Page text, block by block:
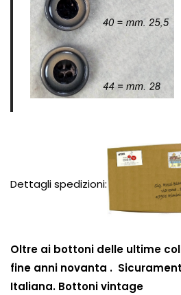
Dettagli spedizioni:
Oltre ai bottoni delle ultime
fine anni novanta .
Italiana. Bottoni vintage